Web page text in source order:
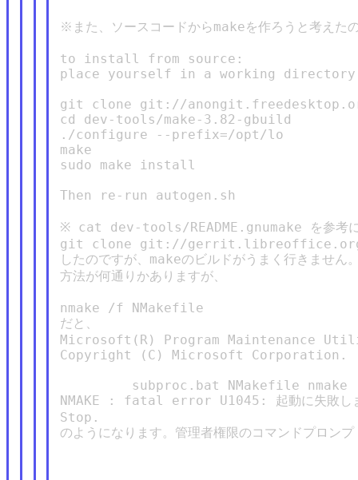
※また、ソースコードからmakeを作ろうと考えた
to install from source:
place yourself in a working
git clone git://
cd dev-tools/make-3.82-gbuild
./configure --prefix=/opt/lo
make
sudo make install
Then re-run autogen.sh
※ cat dev-tools/README.gnumake を参考
git clone git://
したのですが、makeのビルドがうまく行きません
方法が何通りかありますが、
nmake /f NMakefile
だと、
Microsoft(R) Program Maintenance
Copyright (C) Microsoft
         subproc.bat NMakefile nmake
NMAKE : fatal error U1045: 起動に失敗
Stop.
のようになります。管理者権限のコマンドプロン